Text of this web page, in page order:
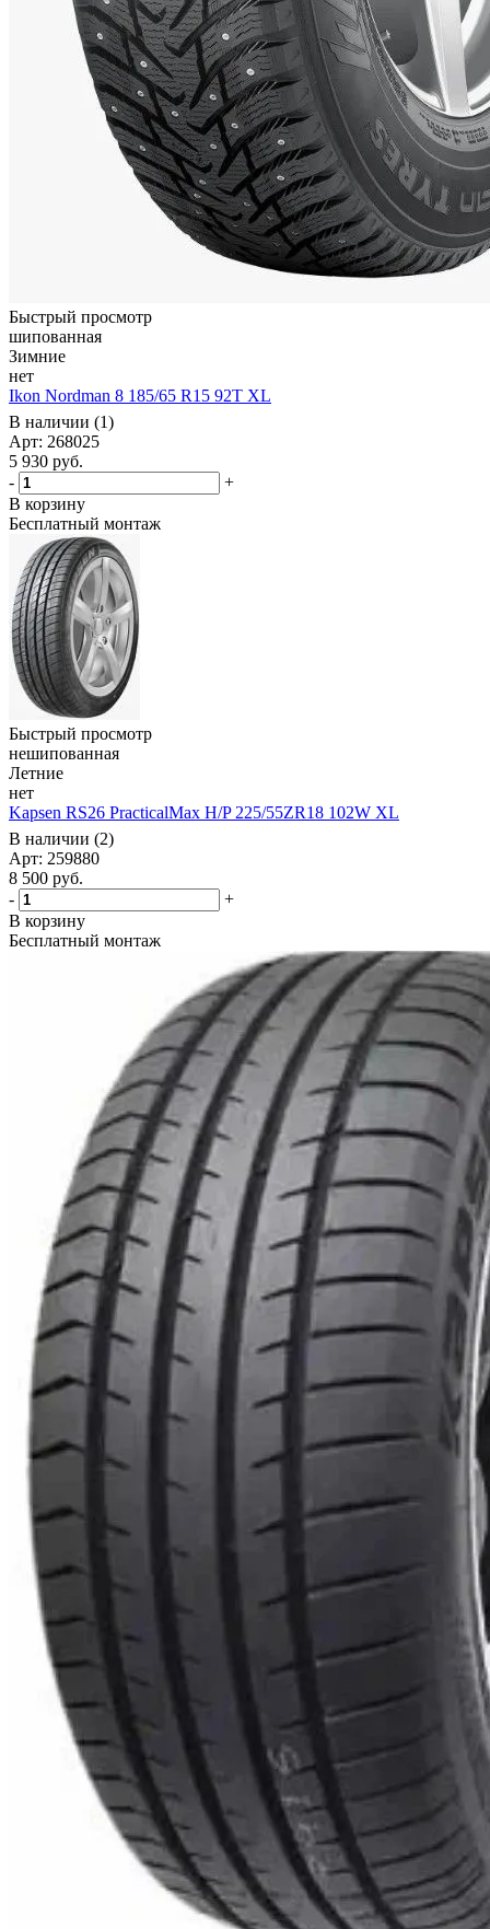
Быстрый просмотр
шипованная
Зимние
нет
Ikon Nordman 8 185/65 R15 92T XL
В наличии (1)
Арт: 268025
5 930 руб.
-
+
В корзину
Бесплатный монтаж
Быстрый просмотр
нешипованная
Летние
нет
Kapsen RS26 PracticalMax H/P 225/55ZR18 102W XL
В наличии (2)
Арт: 259880
8 500 руб.
-
+
В корзину
Бесплатный монтаж